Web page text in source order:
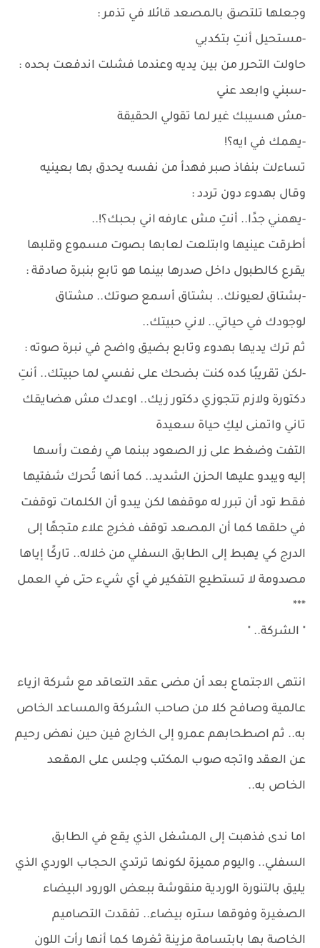
وجعلها تلتصق بالمصعد قائلا في تذمر :
-مستحيل أنتِ بتكدبي
حاولت التحرر من بين يديه وعندما فشلت اندفعت بحده :
-سبني وابعد عني
-مش هسيبك غير لما تقولي الحقيقة
-يهمك في ايه؟!
تساءلت بنفاذ صبر فهدأ من نفسه يحدق بها بعينيه
وقال بهدوء دون تردد :
-يهمني جدًا.. أنتِ مش عارفه اني بحبك؟!..
أطرقت عينيها وابتلعت لعابها بصوت مسموع وقلبها
يقرع كالطبول داخل صدرها بينما هو تابع بنبرة صادقة :
-بشتاق لعيونك.. بشتاق أسمع صوتك.. مشتاق
لوجودك في حياتي.. لاني حبيتك..
ثم ترك يديها بهدوء وتابع بضيق واضح في نبرة صوته :
-لكن تقريبًا كده كنت بضحك على نفسي لما حبيتك.. أنتِ
دكتورة ولازم تتجوزي دكتور زيك.. اوعدك مش هضايقك
تاني واتمنى ليكِ حياة سعيدة
التفت وضغط على زر الصعود ببنما هي رفعت رأسها
إليه ويبدو عليها الحزن الشديد.. كما أنها تُحرك شفتيها
فقط تود أن تبرر له موقفها لكن يبدو أن الكلمات توقفت
في حلقها كما أن المصعد توقف فخرج علاء متجهًا إلى
الدرج كي يهبط إلى الطابق السفلي من خلاله.. تاركًا إياها
مصدومة لا تستطيع التفكير في أي شيء حتى في العمل
***
" الشركة.. "
انتهى الاجتماع بعد أن مضى عقد التعاقد مع شركة ازياء
عالمية وصافح كلا من صاحب الشركة والمساعد الخاص
به.. ثم اصطحابهم عمرو إلى الخارج فين حين نهض رحيم
عن العقد واتجه صوب المكتب وجلس على المقعد
الخاص به..
اما ندى فذهبت إلى المشغل الذي يقع في الطابق
السفلي.. واليوم مميزة لكونها ترتدي الحجاب الوردي الذي
يليق بالتنورة الوردية منقوشة ببعض الورود البيضاء
الصغيرة وفوقها ستره بيضاء.. تفقدت التصاميم
الخاصة بها بابتسامة مزينة ثغرها كما أنها رأت اللون